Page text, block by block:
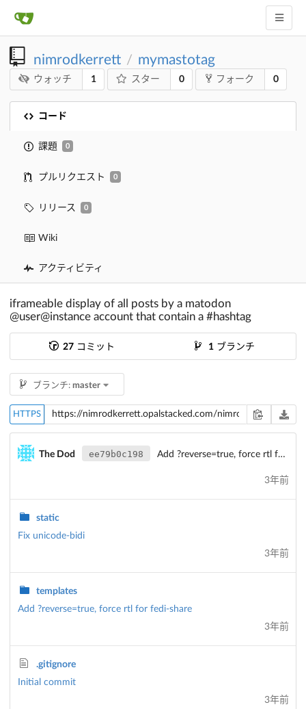
nimrodkerrett / mymastotag
ウォッチ 1 スター 0 フォーク 0
コード
課題 0
プルリクエスト 0
リリース 0
Wiki
アクティビティ
iframeable display of all posts by a matodon
@user@instance account that contain a #hashtag
27コミット 1ブランチ
ブランチ: master
HTTPS
The Dod ee79b0c198 Add ?reverse=true, force rtl for fedi-share
3年前
static
Fix unicode-bidi
3年前
templates
Add ?reverse=true, force rtl for fedi-share
3年前
.gitignore
Initial commit
3年前